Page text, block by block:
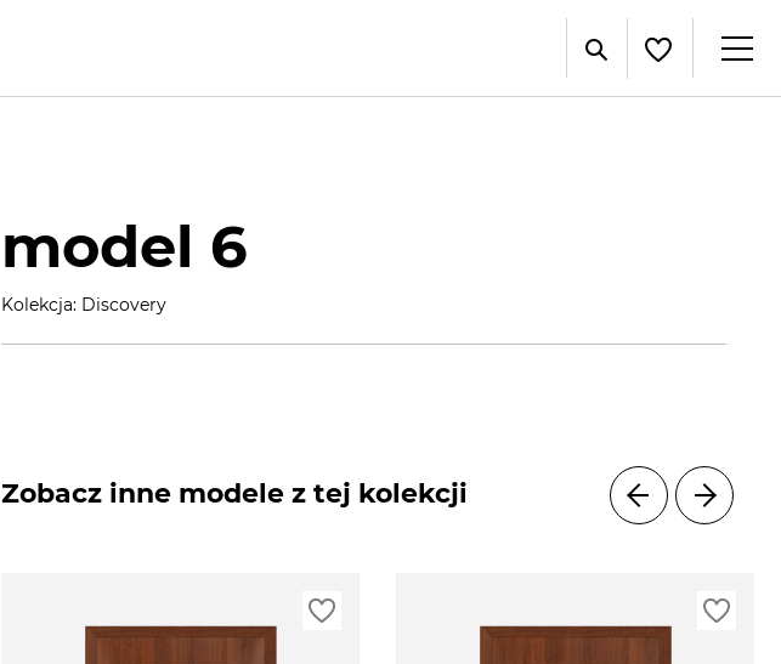
model 6
Kolekcja: Discovery
Zobacz inne modele z tej kolekcji